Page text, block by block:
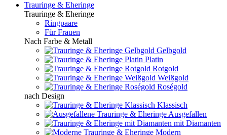
Trauringe & Eheringe
Trauringe & Eheringe
Ringpaare
Für Frauen
Nach Farbe & Metall
Gelbgold
Platin
Rotgold
Weißgold
Roségold
nach Design
Klassisch
Ausgefallen
mit Diamanten
Modern